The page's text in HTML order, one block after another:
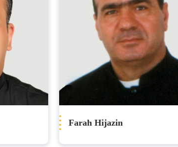
Farah Hijazin